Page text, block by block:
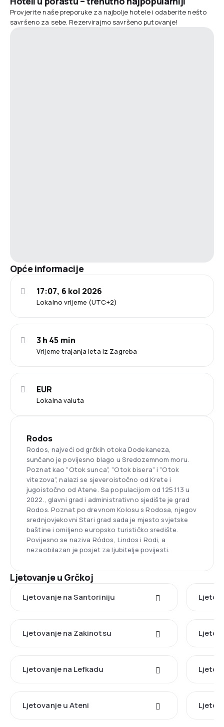
Provjerite naše preporuke za najbolje hotele i odaberite nešto
savršeno za sebe. Rezervirajmo savršeno putovanje!
Opće informacije
Lokalno vrijeme (UTC+2)
17:07, 6 kol 2026
Vrijeme trajanja leta iz Zagreba
3 h 45 min
Lokalna valuta
EUR
Rodos
Rodos, najveći od grčkih otoka Dodekaneza,
sunčano je povijesno blago u Sredozemnom moru.
Poznat kao "Otok sunca", "Otok bisera" i "Otok
vitezova", nalazi se sjeveroistočno od Krete i
jugoistočno od Atene. Sa populacijom od 125.113 u
2022., glavni grad i administrativno sjedište je grad
Rodos. Poznat po drevnom Kolosu s Rodosa, njegov
srednjovjekovni Stari grad sada je mjesto svjetske
baštine i omiljeno europsko turističko središte.
Povijesno se naziva Ródos, Lindos i Rodi, a
nezaobilazan je posjet za ljubitelje povijesti.
Ljetovanje u Grčkoj
Ljetovanje na Santoriniju
Ljetovanje na Zakinotsu
Ljetovanje na Lefkadu
Ljetovanje u Ateni